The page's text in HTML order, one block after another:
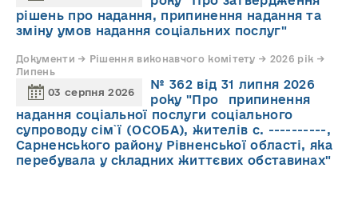
рішень про надання, припинення надання та
зміну умов надання соціальних послуг"
Документи → Рішення виконавчого комітету → 2026 рік →
Липень
03 серпня 2026
№ 362 від 31 липня 2026
року "Про припинення
надання соціальної послуги соціального
супроводу cім`ї (ОСОБА), жителів с. ----------,
Сарненського району Рівненської області, яка
перебувала у складних життєвих обставинах"